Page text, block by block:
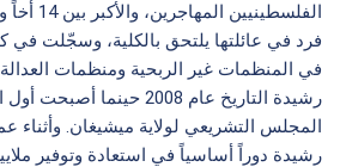
فرد في عائلتها يلتحق بالكلية، وسجّلت في
في المنظمات غير الربحية ومنظمات
رشيدة التاريخ عام 2008
المجلس التشريعي لولاية ميشيغان. وأثناء
رشيدة دوراً أساسياً في استعادة وتوفير